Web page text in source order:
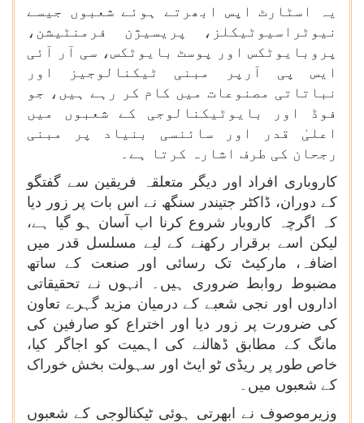
یہ اسٹارٹ اپس ابھرتے ہوئے شعبوں جیسے
نیوٹراسیوٹیکلز، پریسیژن فرمنٹیشن،
پروبایوٹکس اور پوسٹ بایوٹکس، سی آر آئی
ایس پی آرپر مبنی ٹیکنالوجیز اور
نباتاتی مصنوعات میں کام کر رہے ہیں، جو
فوڈ اور بایوٹیکنالوجی کے شعبوں میں
اعلیٰ قدر اور سائنسی بنیاد پر مبنی
رجحان کی طرف اشارہ کرتا ہے۔
کاروباری افراد اور دیگر متعلقہ فریقین سے گفتگو
کے دوران، ڈاکٹر جتیندر سنگھ نے اس بات پر زور دیا
کہ اگرچہ کاروبار شروع کرنا اب آسان ہو گیا ہے،
لیکن اسے برقرار رکھنے کے لیے مسلسل قدر میں
اضافہ، مارکیٹ تک رسائی اور صنعت کے ساتھ
مضبوط روابط ضروری ہیں۔ انہوں نے تحقیقاتی
اداروں اور نجی شعبے کے درمیان مزید گہرے تعاون
کی ضرورت پر زور دیا اور اختراع کو صارفین کی
مانگ کے مطابق ڈھالنے کی اہمیت کو اجاگر کیا،
خاص طور پر ریڈی ٹو ایٹ اور سہولت بخش خوراک
کے شعبوں میں۔
وزیرموصوف نے ابھرتی ہوئی ٹیکنالوجی کے شعبوں